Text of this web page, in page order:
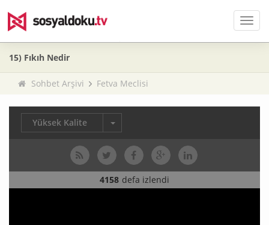
Menü
15) Fıkıh Nedir
Sohbet Arşivi Fetva Meclisi
Yüksek Kalite
4158 defa izlendi